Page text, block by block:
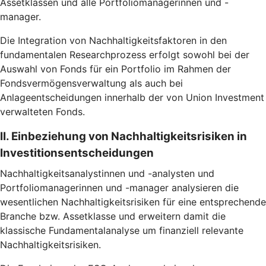
Assetklassen und alle Portfoliomanagerinnen und -
manager.
Die Integration von Nachhaltigkeitsfaktoren in den
fundamentalen Researchprozess erfolgt sowohl bei der
Auswahl von Fonds für ein Portfolio im Rahmen der
Fondsvermögensverwaltung als auch bei
Anlageentscheidungen innerhalb der von Union Investment
verwalteten Fonds.
II. Einbeziehung von Nachhaltigkeitsrisiken in
Investitionsentscheidungen
Nachhaltigkeitsanalystinnen und -analysten und
Portfoliomanagerinnen und -manager analysieren die
wesentlichen Nachhaltigkeitsrisiken für eine entsprechende
Branche bzw. Assetklasse und erweitern damit die
klassische Fundamentalanalyse um finanziell relevante
Nachhaltigkeitsrisiken.